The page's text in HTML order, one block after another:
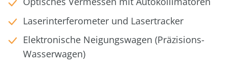
Laserinterferometer und Lasertracker
Elektronische Neigungswagen (Präzisions-
Wasserwagen)